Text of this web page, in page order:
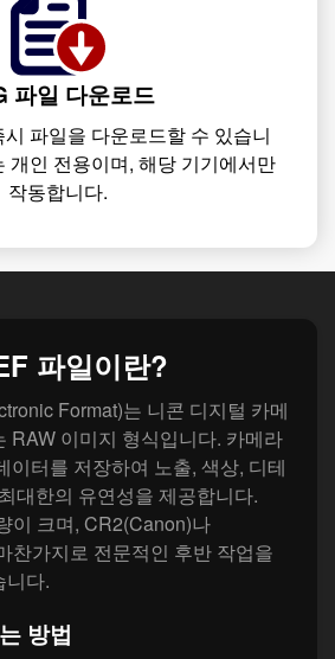
파일 다운로드
파일을 다운로드할 수 있습니
개인 전용이며, 해당 기기에서만
작동합니다.
파일이란?
Format)는 니콘 디지털 카메
RAW 이미지 형식입니다. 카메라
이터를 저장하여 노출, 색상, 디테
대한의 유연성을 제공합니다.
이 크며, CR2(Canon)나
찬가지로 전문적인 후반 작업을
니다.
방법